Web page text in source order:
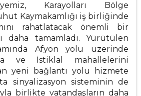
Karayolları Bölge
Kaymakamlığı iş birliğinde
rahatlatacak önemli bir
daha tamamladı. Yürütülen
Afyon yolu üzerinde
ve İstiklal mahallelerini
yeni bağlantı yolu hizmete
sinyalizasyon sisteminin de
birlikte vatandaşların daha